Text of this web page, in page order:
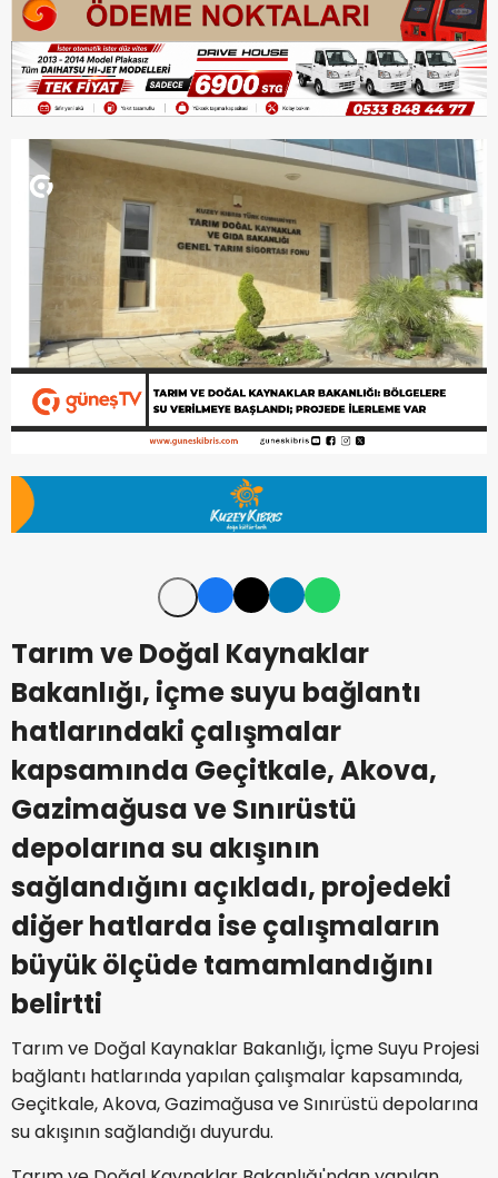
Tarım ve Doğal Kaynaklar
Bakanlığı, içme suyu bağlantı
hatlarındaki çalışmalar
kapsamında Geçitkale, Akova,
Gazimağusa ve Sınırüstü
depolarına su akışının
sağlandığını açıkladı, projedeki
diğer hatlarda ise çalışmaların
büyük ölçüde tamamlandığını
belirtti
Tarım ve Doğal Kaynaklar Bakanlığı, İçme Suyu Projesi
bağlantı hatlarında yapılan çalışmalar kapsamında,
Geçitkale, Akova, Gazimağusa ve Sınırüstü depolarına
su akışının sağlandığı duyurdu.